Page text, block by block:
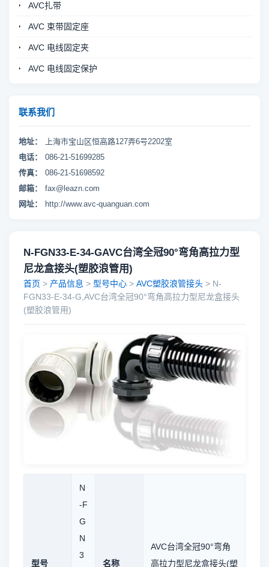
AVC扎带
AVC 束带固定座
AVC 电线固定夹
AVC 电线固定保护
联系我们
地址：
上海市宝山区恒高路127弄6号2202室
电话：
086-21-51699285
传真：
086-21-51698592
邮箱：
fax@leazn.com
网址：
http://www.avc-quanguan.com
N-FGN33-E-34-GAVC台湾全冠90°弯角高拉力型
尼龙盒接头(塑胶浪管用)
首页 > 产品信息 > 型号中心 > AVC塑胶浪管接头 > N-
FGN33-E-34-G,AVC台湾全冠90°弯角高拉力型尼龙盒接头
(塑胶浪管用)
型号
N
-F
G
N
3
名称
AVC台湾全冠90°弯角
高拉力型尼龙盒接头(塑